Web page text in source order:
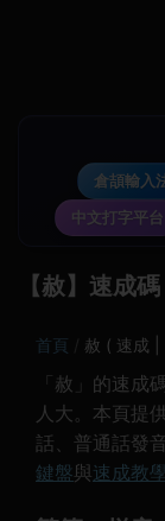
倉頡輸入
中文打字平台
【赦】速成
首頁 赦 ( 速成 |
「赦」的速成
人大。本頁提
話、普通話發
鍵盤與速成教